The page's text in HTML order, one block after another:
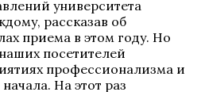
университета
рассказав об
приема в этом году. Но
посетителей
профессионализма и
На этот раз